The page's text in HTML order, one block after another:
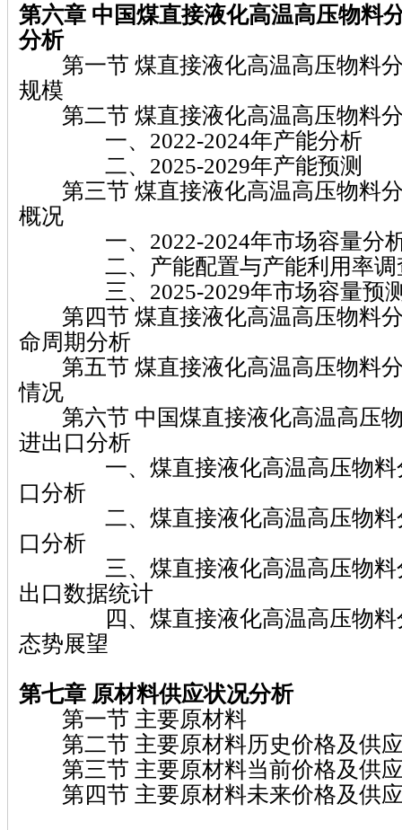
第六章 中国煤直接液化高温高压物料
分析
第一节 煤直接液化高温高压物料
规模
第二节 煤直接液化高温高压物料
一、2022-2024年产能分析
二、2025-2029年产能预测
第三节 煤直接液化高温高压物料
概况
一、2022-2024年市场容量分
二、产能配置与产能利用率调
三、2025-2029年市场容量预
第四节 煤直接液化高温高压物料
命周期分析
第五节 煤直接液化高温高压物料
情况
第六节 中国煤直接液化高温高压
进出口分析
一、煤直接液化高温高压物料
口分析
二、煤直接液化高温高压物料
口分析
三、煤直接液化高温高压物料
出口数据统计
四、煤直接液化高温高压物料
态势展望
第七章 原材料供应状况分析
第一节 主要原材料
第二节 主要原材料历史价格及供
第三节 主要原材料当前价格及供
第四节 主要原材料未来价格及供